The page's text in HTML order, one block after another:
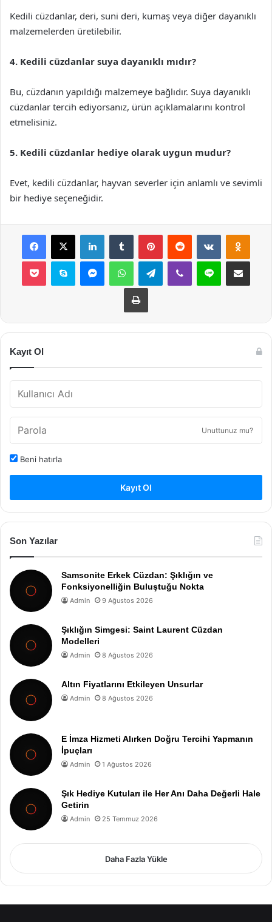
Kedili cüzdanlar, deri, suni deri, kumaş veya diğer dayanıklı
malzemelerden üretilebilir.
4. Kedili cüzdanlar suya dayanıklı mıdır?
Bu, cüzdanın yapıldığı malzemeye bağlıdır. Suya dayanıklı
cüzdanlar tercih ediyorsanız, ürün açıklamalarını kontrol
etmelisiniz.
5. Kedili cüzdanlar hediye olarak uygun mudur?
Evet, kedili cüzdanlar, hayvan severler için anlamlı ve sevimli
bir hediye seçeneğidir.
Facebook
X LinkedInTumblr PinterestReddit VKontakte
Pocket Skype MessengerWhatsAppTelegramViber Line E-Posta ile
Yazdır
Kayıt Ol
Unuttunuz mu?
Beni hatırla
Kayıt Ol
Son Yazılar
Samsonite Erkek Cüzdan: Şıklığın ve
Fonksiyonelliğin Buluştuğu Nokta
Admin 9 Ağustos 2026
Şıklığın Simgesi: Saint Laurent Cüzdan
Modelleri
Admin 8 Ağustos 2026
Altın Fiyatlarını Etkileyen Unsurlar
Admin 8 Ağustos 2026
E İmza Hizmeti Alırken Doğru Tercihi Yapmanın
İpuçları
Admin 1 Ağustos 2026
Şık Hediye Kutuları ile Her Anı Daha Değerli Hale
Getirin
Admin 25 Temmuz 2026
Daha Fazla Yükle